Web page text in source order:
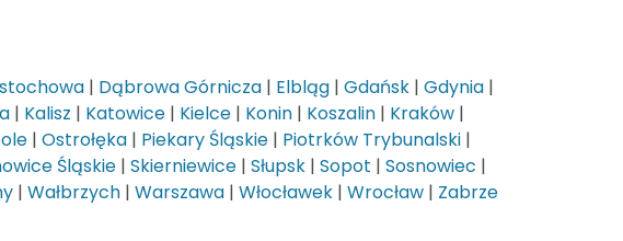
| Dąbrowa Górnicza | Elbląg | Gdańsk | Gdynia |
| Kalisz | Katowice | Kielce | Konin | Koszalin | Kraków |
| Ostrołęka | Piekary Śląskie | Piotrków Trybunalski |
Śląskie | Skierniewice | Słupsk | Sopot | Sosnowiec |
| Wałbrzych | Warszawa | Włocławek | Wrocław | Zabrze